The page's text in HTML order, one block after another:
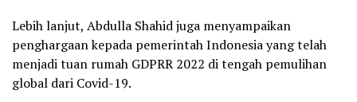
Lebih lanjut, Abdulla Shahid juga menyampaikan
penghargaan kepada pemerintah Indonesia yang telah
menjadi tuan rumah GDPRR 2022 di tengah pemulihan
global dari Covid-19.